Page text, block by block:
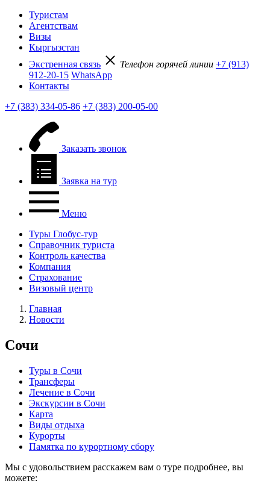
Туристам
Агентствам
Визы
Кыргызстан
Экстренная связь
Телефон горячей линии +7 (913)
912-20-15 WhatsApp
Контакты
+7 (383) 334-05-86 +7 (383) 200-05-00
Заказать звонок
Заявка на тур
Меню
Туры Глобус-тур
Справочник туриста
Контроль качества
Компания
Страхование
Визовый центр
Главная
Новости
Сочи
Туры в Сочи
Трансферы
Лечение в Сочи
Экскурсии в Сочи
Карта
Виды отдыха
Курорты
Памятка по курортному сбору
Мы с удовольствием расскажем вам о туре подробнее, вы
можете: